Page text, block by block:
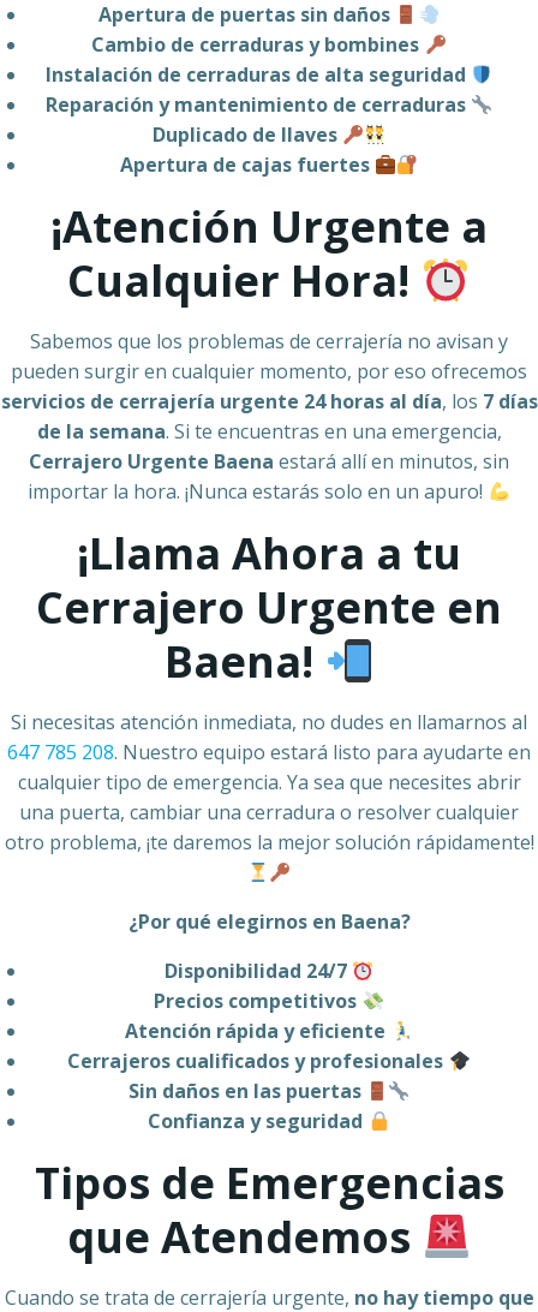
Apertura de puertas sin daños
Cambio de cerraduras y bombines
Instalación de cerraduras de alta seguridad
Reparación y mantenimiento de cerraduras
Duplicado de llaves
Apertura de cajas fuertes
¡Atención Urgente a
Cualquier Hora!
Sabemos que los problemas de cerrajería no avisan y
pueden surgir en cualquier momento, por eso ofrecemos
servicios de cerrajería urgente 24 horas al día, los 7 días
de la semana. Si te encuentras en una emergencia,
Cerrajero Urgente Baena estará allí en minutos, sin
importar la hora. ¡Nunca estarás solo en un apuro!
¡Llama Ahora a tu
Cerrajero Urgente en
Baena!
Si necesitas atención inmediata, no dudes en llamarnos al
647 785 208. Nuestro equipo estará listo para ayudarte en
cualquier tipo de emergencia. Ya sea que necesites abrir
una puerta, cambiar una cerradura o resolver cualquier
otro problema, ¡te daremos la mejor solución rápidamente!
¿Por qué elegirnos en Baena?
Disponibilidad 24/7
Precios competitivos
Atención rápida y eficiente
Cerrajeros cualificados y profesionales
Sin daños en las puertas
Confianza y seguridad
Tipos de Emergencias
que Atendemos
Cuando se trata de cerrajería urgente, no hay tiempo que